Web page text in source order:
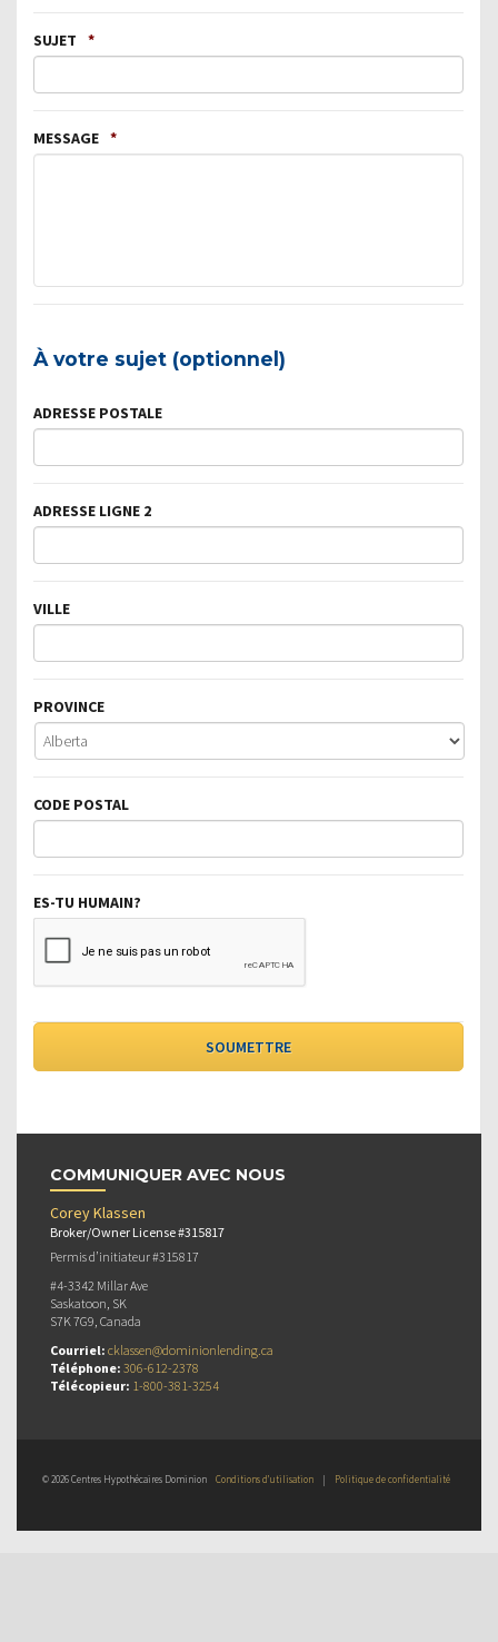
SUJET *
MESSAGE *
À votre sujet (optionnel)
ADRESSE POSTALE
ADRESSE LIGNE 2
VILLE
PROVINCE
CODE POSTAL
ES-TU HUMAIN?
COMMUNIQUER AVEC NOUS
Corey Klassen
Broker/Owner License #315817
Permis d’initiateur #315817
#4-3342 Millar Ave
Saskatoon, SK
S7K 7G9, Canada
Courriel: cklassen@dominionlending.ca
Téléphone: 306-612-2378
Télécopieur: 1-800-381-3254
© 2026 Centres Hypothécaires Dominion Conditions d’utilisation | Politique de confidentialité